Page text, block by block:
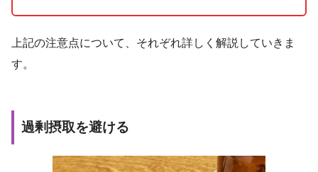
上記の注意点について、それぞれ詳しく解説していきま
す。
過剰摂取を避ける